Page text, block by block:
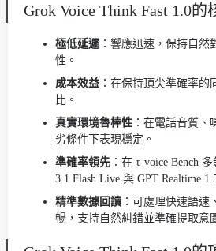
Grok Voice Think Fast 1.0的
極低延遲 ：響應迅速，保持自然
性。
成本效益 ：在保持頂尖準確率的
比。
真實環境魯棒性 ：在電話音質、
劣條件下表現穩定。
準確率領先 ：在 τ-voice Bench
3.1 Flash Live 與 GPT Realtime
精準數據回讀 ：可處理快速語
暢，支持自然糾錯並準確提取意